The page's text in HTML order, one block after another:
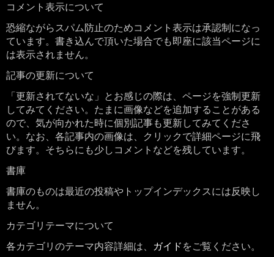
コメント表示について
恐縮ながらスパム防止のためコメント表示は承認制になっ
ています。書き込んで頂いた場合でも即座に該当ページに
は表示されません。
記事の更新について
「更新されてないな」とお感じの際は、ページを強制更新
してみてください。たまに画像などを追加することがある
ので、気が向かれた時に個別記事も更新してみてくださ
い。なお、各記事内の画像は、クリックで詳細ページに飛
びます。そちらにも少しコメントなどを残しています。
書庫
書庫のものは最近の投稿やトップインデックスには反映し
ません。
カテゴリテーマについて
各カテゴリのテーマ内容詳細は、
ガイド をご覧ください。